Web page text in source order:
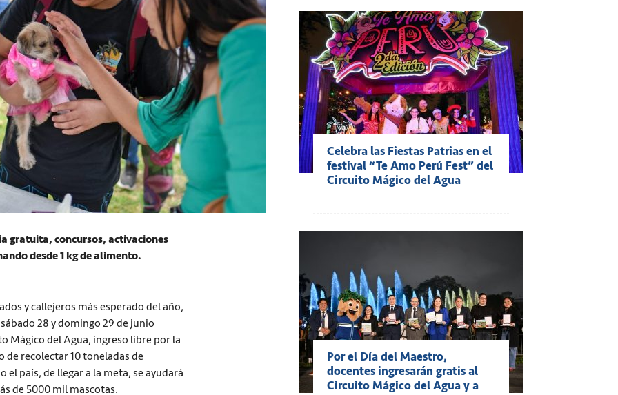
gratuita, concursos, activaciones
desde 1 kg de alimento.
y callejeros más esperado del año,
28 y domingo 29 de junio
Mágico del Agua, ingreso libre por la
de recolectar 10 toneladas de
país, de llegar a la meta, se ayudará
de 5000 mil mascotas.
Celebra las Fiestas Patrias en el
festival “Te Amo Perú Fest” del
Circuito Mágico del Agua
Por el Día del Maestro,
docentes ingresarán gratis al
Circuito Mágico del Agua y a